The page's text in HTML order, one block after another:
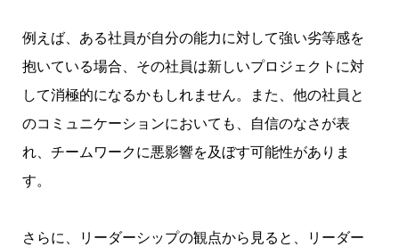
例えば、ある社員が自分の能力に対して強い劣等感を
抱いている場合、その社員は新しいプロジェクトに対
して消極的になるかもしれません。また、他の社員と
のコミュニケーションにおいても、自信のなさが表
れ、チームワークに悪影響を及ぼす可能性がありま
す。
さらに、リーダーシップの観点から見ると、リーダー